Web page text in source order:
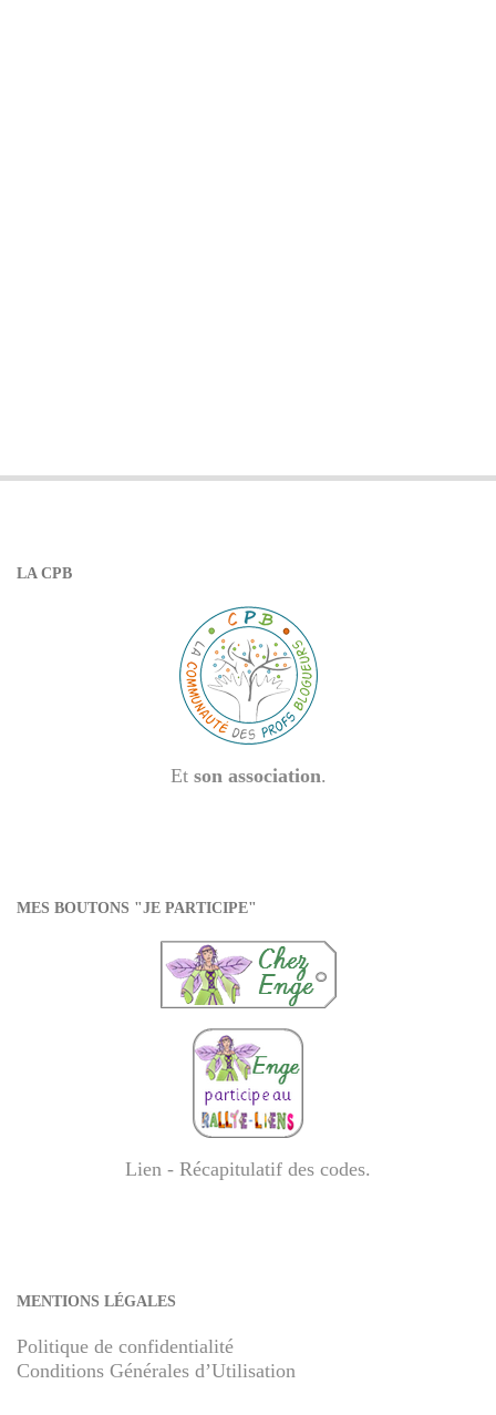
LA CPB
Et son association.
MES BOUTONS "JE PARTICIPE"
Lien - Récapitulatif des codes.
MENTIONS LÉGALES
Politique de confidentialité
Conditions Générales d’Utilisation